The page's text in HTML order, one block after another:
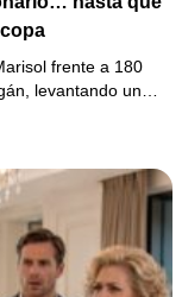
frente a 180
levantando un…